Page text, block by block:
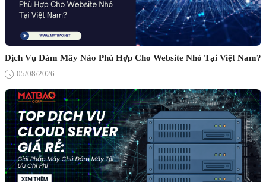
Dịch Vụ Đám Mây Nào Phù Hợp Cho Website Nhỏ Tại Việt Nam?
05/08/2026